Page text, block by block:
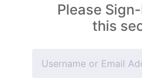
Please
this